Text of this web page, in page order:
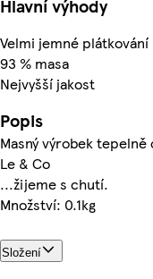
Hlavní výhody
Velmi jemné plátkování
93 % masa
Nejvyšší jakost
Popis
Masný výrobek tepelně
Le & Co
...žijeme s chutí.
Množství: 0.1kg
Složení